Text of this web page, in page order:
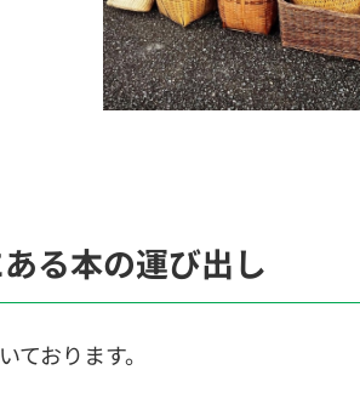
る本の運び出し
おります。